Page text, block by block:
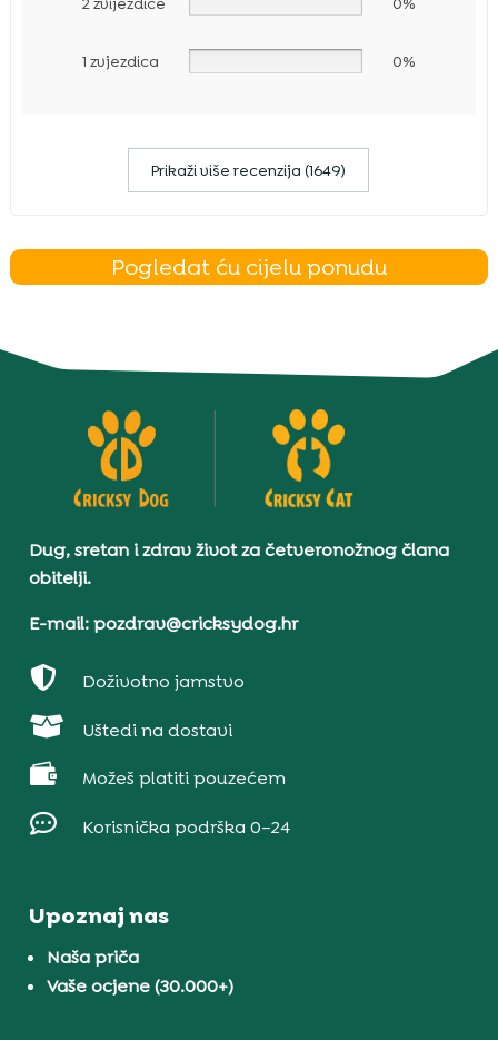
1 zvjezdica 0%
Prikaži više recenzija (1649)
Pogledat ću cijelu ponudu
Dug, sretan i zdrav život za četveronožnog člana
obitelji.
E-mail: pozdrav@cricksydog.hr
 Doživotno jamstvo
 Uštedi na dostavi
 Možeš platiti pouzećem
 Korisnička podrška 0–24
Upoznaj nas
Naša priča
Vaše ocjene (30.000+)